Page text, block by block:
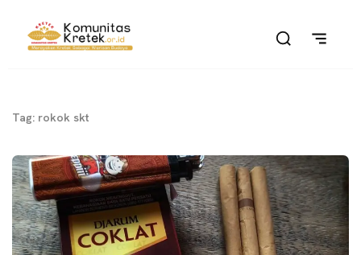
Tag: rokok skt